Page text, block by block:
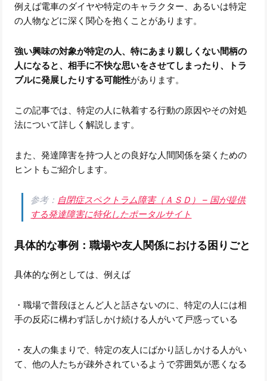
例えば電車のダイヤや特定のキャラクター、あるいは特定
の人物などに深く関心を抱くことがあります。
強い興味の対象が特定の人、特にあまり親しくない間柄の
人になると、相手に不快な思いをさせてしまったり、トラ
ブルに発展したりする可能性があります。
この記事では、特定の人に執着する行動の原因やその対処
法について詳しく解説します。
また、発達障害を持つ人との良好な人間関係を築くための
ヒントもご紹介します。
参考： 自閉症スペクトラム障害（ＡＳＤ） – 国が提供
する発達障害に特化したポータルサイト
具体的な事例：職場や友人関係における困りごと
具体的な例としては、例えば
・職場で普段ほとんど人と話さないのに、特定の人には相
手の反応に構わず話しかけ続ける人がいて戸惑っている
・友人の集まりで、特定の友人にばかり話しかける人がい
て、他の人たちが疎外されているようで雰囲気が悪くなる